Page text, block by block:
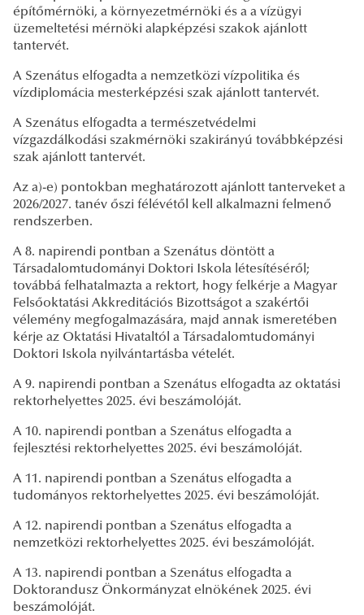
építőmérnöki, a környezetmérnöki és a a vízügyi
üzemeltetési mérnöki alapképzési szakok ajánlott
tantervét.
A Szenátus elfogadta a nemzetközi vízpolitika és
vízdiplomácia mesterképzési szak ajánlott tantervét.
A Szenátus elfogadta a természetvédelmi
vízgazdálkodási szakmérnöki szakirányú továbbképzési
szak ajánlott tantervét.
Az a)-e) pontokban meghatározott ajánlott tanterveket a
2026/2027. tanév őszi félévétől kell alkalmazni felmenő
rendszerben.
A 8. napirendi pontban a Szenátus döntött a
Társadalomtudományi Doktori Iskola létesítéséről;
továbbá felhatalmazta a rektort, hogy felkérje a Magyar
Felsőoktatási Akkreditációs Bizottságot a szakértői
vélemény megfogalmazására, majd annak ismeretében
kérje az Oktatási Hivataltól a Társadalomtudományi
Doktori Iskola nyilvántartásba vételét.
A 9. napirendi pontban a Szenátus elfogadta az oktatási
rektorhelyettes 2025. évi beszámolóját.
A 10. napirendi pontban a Szenátus elfogadta a
fejlesztési rektorhelyettes 2025. évi beszámolóját.
A 11. napirendi pontban a Szenátus elfogadta a
tudományos rektorhelyettes 2025. évi beszámolóját.
A 12. napirendi pontban a Szenátus elfogadta a
nemzetközi rektorhelyettes 2025. évi beszámolóját.
A 13. napirendi pontban a Szenátus elfogadta a
Doktorandusz Önkormányzat elnökének 2025. évi
beszámolóját.